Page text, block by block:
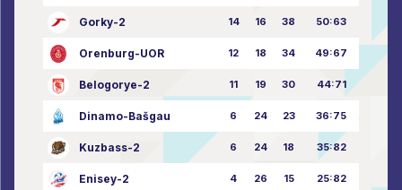
Gorky-2 14 16 38 50:63
Orenburg-UOR 12 18 34 49:67
Belogorye-2 11 19 30 44:71
Dinamo-Bašgau 6 24 23 36:75
Kuzbass-2 6 24 18 35:82
Enisey-2 4 26 15 25:82